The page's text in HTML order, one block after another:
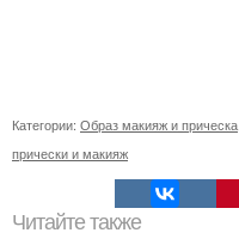
Категории: Образ макияж и прическа
прически и макияж
Читайте также